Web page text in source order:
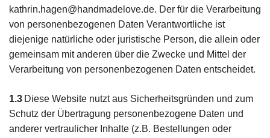
kathrin.hagen@handmadelove.de. Der für die Verarbeitung
von personenbezogenen Daten Verantwortliche ist
diejenige natürliche oder juristische Person, die allein oder
gemeinsam mit anderen über die Zwecke und Mittel der
Verarbeitung von personenbezogenen Daten entscheidet.
1.3 Diese Website nutzt aus Sicherheitsgründen und zum
Schutz der Übertragung personenbezogene Daten und
anderer vertraulicher Inhalte (z.B. Bestellungen oder